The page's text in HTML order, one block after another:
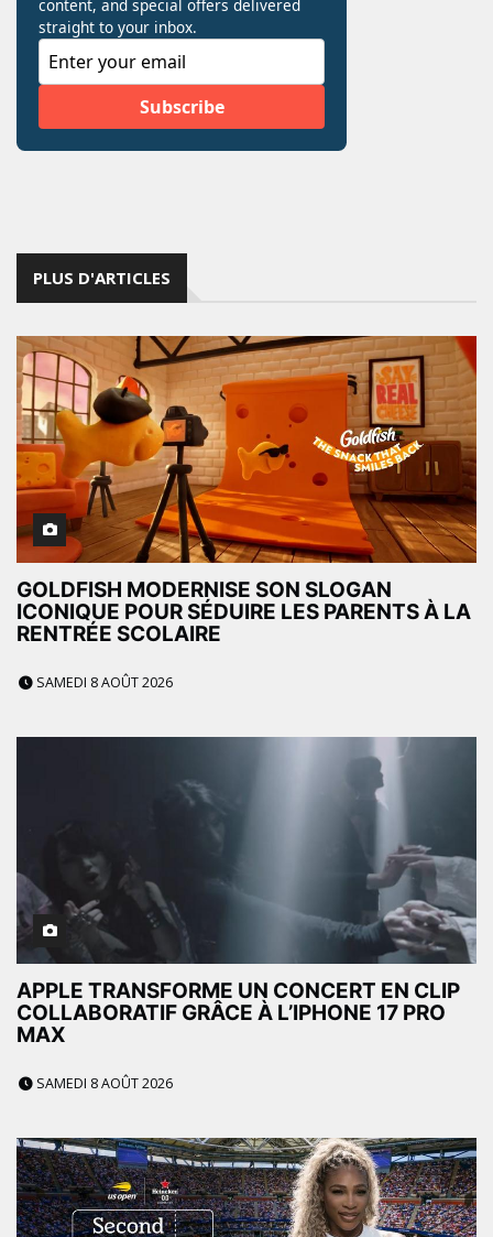
PLUS D'ARTICLES
GOLDFISH MODERNISE SON SLOGAN
ICONIQUE POUR SÉDUIRE LES PARENTS À LA
RENTRÉE SCOLAIRE
SAMEDI 8 AOÛT 2026
APPLE TRANSFORME UN CONCERT EN CLIP
COLLABORATIF GRÂCE À L’IPHONE 17 PRO
MAX
SAMEDI 8 AOÛT 2026